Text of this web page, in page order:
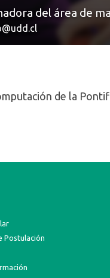
del área de
de la
Postulación